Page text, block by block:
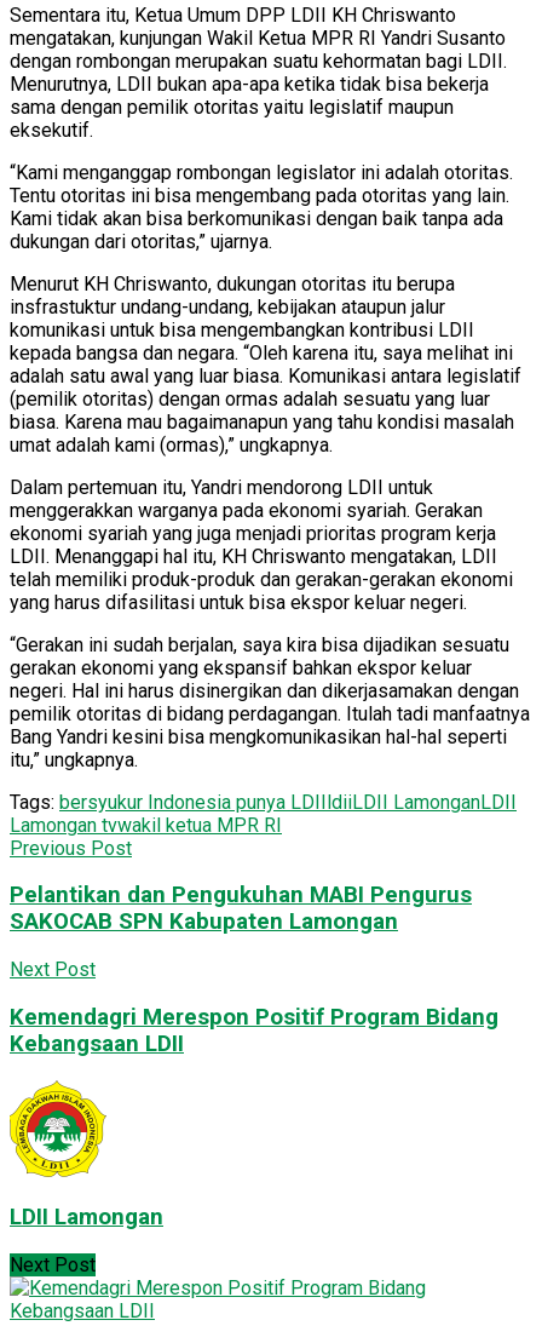
Sementara itu, Ketua Umum DPP LDII KH Chriswanto
mengatakan, kunjungan Wakil Ketua MPR RI Yandri Susanto
dengan rombongan merupakan suatu kehormatan bagi LDII.
Menurutnya, LDII bukan apa-apa ketika tidak bisa bekerja
sama dengan pemilik otoritas yaitu legislatif maupun
eksekutif.
“Kami menganggap rombongan legislator ini adalah otoritas.
Tentu otoritas ini bisa mengembang pada otoritas yang lain.
Kami tidak akan bisa berkomunikasi dengan baik tanpa ada
dukungan dari otoritas,” ujarnya.
Menurut KH Chriswanto, dukungan otoritas itu berupa
insfrastuktur undang-undang, kebijakan ataupun jalur
komunikasi untuk bisa mengembangkan kontribusi LDII
kepada bangsa dan negara. “Oleh karena itu, saya melihat ini
adalah satu awal yang luar biasa. Komunikasi antara legislatif
(pemilik otoritas) dengan ormas adalah sesuatu yang luar
biasa. Karena mau bagaimanapun yang tahu kondisi masalah
umat adalah kami (ormas),” ungkapnya.
Dalam pertemuan itu, Yandri mendorong LDII untuk
menggerakkan warganya pada ekonomi syariah. Gerakan
ekonomi syariah yang juga menjadi prioritas program kerja
LDII. Menanggapi hal itu, KH Chriswanto mengatakan, LDII
telah memiliki produk-produk dan gerakan-gerakan ekonomi
yang harus difasilitasi untuk bisa ekspor keluar negeri.
“Gerakan ini sudah berjalan, saya kira bisa dijadikan sesuatu
gerakan ekonomi yang ekspansif bahkan ekspor keluar
negeri. Hal ini harus disinergikan dan dikerjasamakan dengan
pemilik otoritas di bidang perdagangan. Itulah tadi manfaatnya
Bang Yandri kesini bisa mengkomunikasikan hal-hal seperti
itu,” ungkapnya.
Tags: bersyukur Indonesia punya LDIIldiiLDII LamonganLDII
Lamongan tvwakil ketua MPR RI
Previous Post
Pelantikan dan Pengukuhan MABI Pengurus
SAKOCAB SPN Kabupaten Lamongan
Next Post
Kemendagri Merespon Positif Program Bidang
Kebangsaan LDII
LDII Lamongan
Next Post